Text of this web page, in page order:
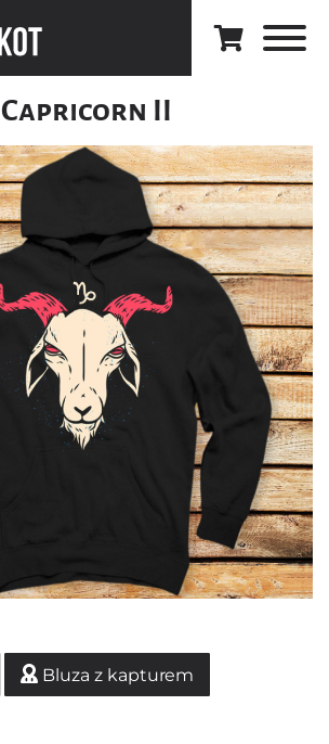
Capricorn II
Bluza z kapturem